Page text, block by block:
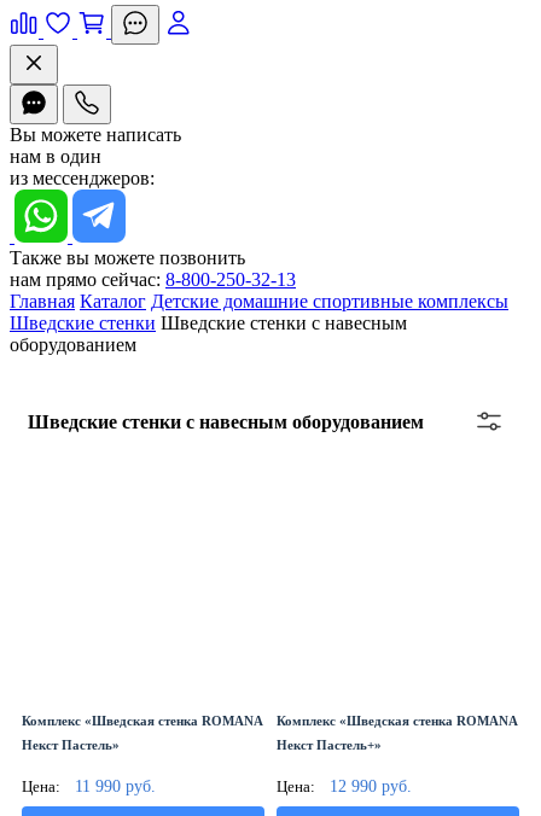
Вы можете написать
нам в один
из мессенджеров:
Также вы можете позвонить
нам прямо сейчас: 8-800-250-32-13
Главная Каталог Детские домашние спортивные комплексы
Шведские стенки Шведские стенки с навесным
оборудованием
Шведские стенки с навесным оборудованием
Комплекс «Шведская стенка ROMANA
Некст Пастель»
Цена: 11 990 руб.
Комплекс «Шведская стенка ROMANA
Некст Пастель+»
Цена: 12 990 руб.